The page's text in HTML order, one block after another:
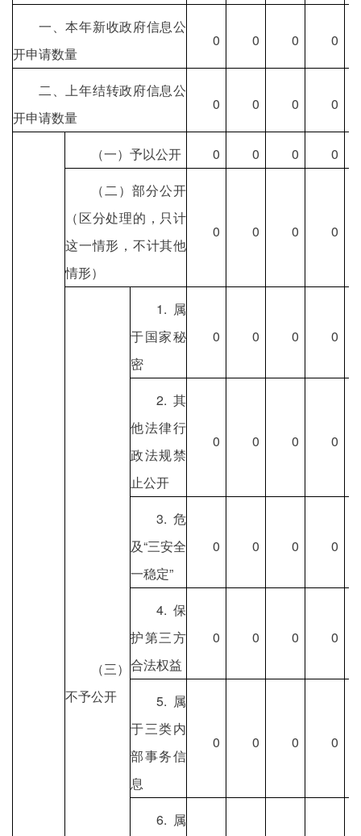
一、本年新收政府信息公
开申请数量
0 0 0 0
二、上年结转政府信息公
开申请数量
0 0 0 0
（一）予以公开 0 0 0
0
（二）部分公开
（区分处理的，只计
这一情形，不计其他
情形）
0 0 0 0
（三）
不予公开
1.属
于国家秘
密
0 0 0 0
2.其
他法律行
政法规禁
止公开
0 0 0 0
3.危
及“三安全
一稳定”
0 0 0 0
4.保
护第三方
合法权益
0 0 0 0
5.属
于三类内
部事务信
息
0 0 0 0
6.属